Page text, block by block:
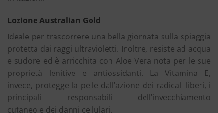
Lozione Australian Gold
Ideale per trascorrere una bella giornata sulla spiaggia
protetta dai raggi ultravioletti. Inoltre, resiste ad acqua
e sudore ed è arricchita con Aloe Vera nota per le sue
proprietà lenitive e antiossidanti. La Vitamina E,
invece, protegge la pelle dall’azione dei radicali liberi, i
principali responsabili dell’invecchiamento
cutaneo e dei danni cellulari.